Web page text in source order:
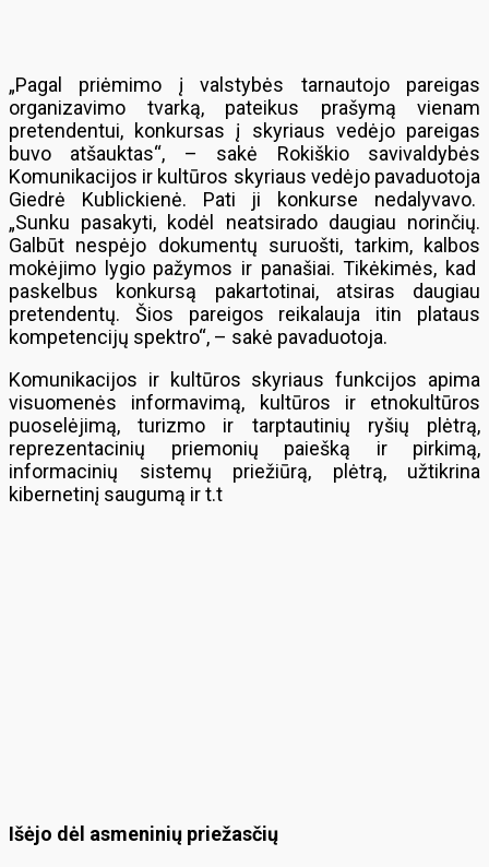
„Pagal priėmimo į valstybės tarnautojo pareigas
organizavimo tvarką, pateikus prašymą vienam
pretendentui, konkursas į skyriaus vedėjo pareigas
buvo atšauktas“, – sakė Rokiškio savivaldybės
Komunikacijos ir kultūros skyriaus vedėjo pavaduotoja
Giedrė Kublickienė. Pati ji konkurse nedalyvavo.
„Sunku pasakyti, kodėl neatsirado daugiau norinčių.
Galbūt nespėjo dokumentų suruošti, tarkim, kalbos
mokėjimo lygio pažymos ir panašiai. Tikėkimės, kad
paskelbus konkursą pakartotinai, atsiras daugiau
pretendentų. Šios pareigos reikalauja itin plataus
kompetencijų spektro“, – sakė pavaduotoja.
Komunikacijos ir kultūros skyriaus funkcijos apima
visuomenės informavimą, kultūros ir etnokultūros
puoselėjimą, turizmo ir tarptautinių ryšių plėtrą,
reprezentacinių priemonių paiešką ir pirkimą,
informacinių sistemų priežiūrą, plėtrą, užtikrina
kibernetinį saugumą ir t.t
Išėjo dėl asmeninių priežasčių